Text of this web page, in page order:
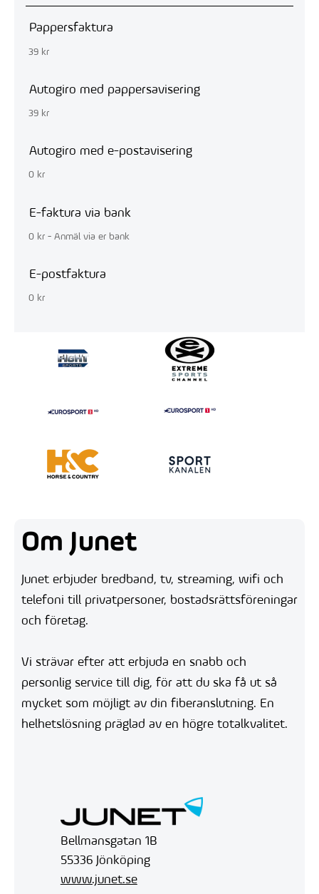
Pappersfaktura
39 kr
Autogiro med pappersavisering
39 kr
Autogiro med e-postavisering
0 kr
E-faktura via bank
0 kr - Anmäl via er bank
E-postfaktura
0 kr
Om Junet
Junet erbjuder bredband, tv, streaming, wifi och
telefoni till privatpersoner, bostadsrättsföreningar
och företag.
Vi strävar efter att erbjuda en snabb och
personlig service till dig, för att du ska få ut så
mycket som möjligt av din fiberanslutning. En
helhetslösning präglad av en högre totalkvalitet.
Bellmansgatan 1B
55336 Jönköping
www.junet.se